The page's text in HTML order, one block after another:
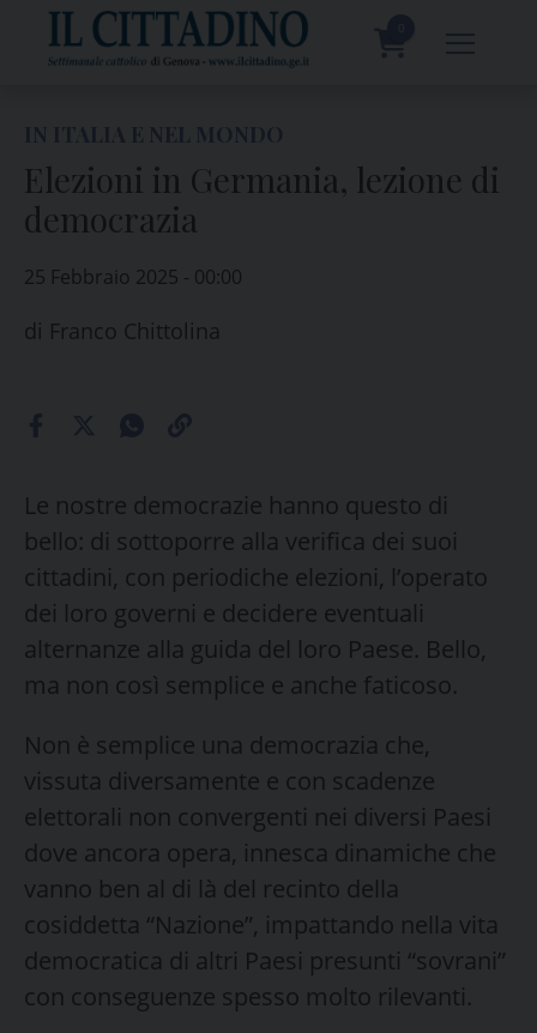
content
Elezioni in Germania, lezione di
democrazia
25 Febbraio 2025 - 00:00
di Franco Chittolina
Le nostre democrazie hanno questo di
bello: di sottoporre alla verifica dei suoi
cittadini, con periodiche elezioni, l’operato
dei loro governi e decidere eventuali
alternanze alla guida del loro Paese. Bello,
ma non così semplice e anche faticoso.
Non è semplice una democrazia che,
vissuta diversamente e con scadenze
elettorali non convergenti nei diversi Paesi
dove ancora opera, innesca dinamiche che
vanno ben al di là del recinto della
cosiddetta “Nazione”, impattando nella vita
democratica di altri Paesi presunti “sovrani”
con conseguenze spesso molto rilevanti.